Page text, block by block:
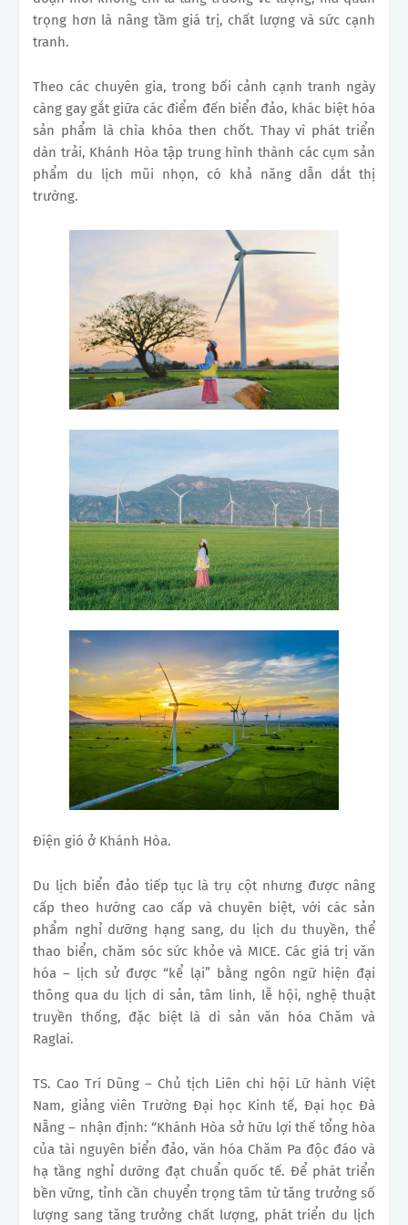
trọng hơn là nâng tầm giá trị, chất lượng và sức cạnh
tranh.
Theo các chuyên gia, trong bối cảnh cạnh tranh ngày
càng gay gắt giữa các điểm đến biển đảo, khác biệt hóa
sản phẩm là chìa khóa then chốt. Thay vì phát triển
dàn trải, Khánh Hòa tập trung hình thành các cụm sản
phẩm du lịch mũi nhọn, có khả năng dẫn dắt thị
trường.
Điện gió ở Khánh Hòa.
Du lịch biển đảo tiếp tục là trụ cột nhưng được nâng
cấp theo hướng cao cấp và chuyên biệt, với các sản
phẩm nghỉ dưỡng hạng sang, du lịch du thuyền, thể
thao biển, chăm sóc sức khỏe và MICE. Các giá trị văn
hóa – lịch sử được “kể lại” bằng ngôn ngữ hiện đại
thông qua du lịch di sản, tâm linh, lễ hội, nghệ thuật
truyền thống, đặc biệt là di sản văn hóa Chăm và
Raglai.
TS. Cao Trí Dũng – Chủ tịch Liên chi hội Lữ hành Việt
Nam, giảng viên Trường Đại học Kinh tế, Đại học Đà
Nẵng – nhận định: “Khánh Hòa sở hữu lợi thế tổng hòa
của tài nguyên biển đảo, văn hóa Chăm Pa độc đáo và
hạ tầng nghỉ dưỡng đạt chuẩn quốc tế. Để phát triển
bền vững, tỉnh cần chuyển trọng tâm từ tăng trưởng số
lượng sang tăng trưởng chất lượng, phát triển du lịch